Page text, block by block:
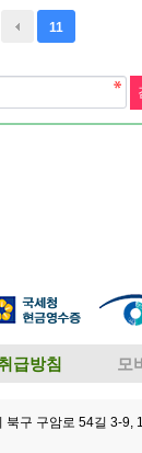
11
급방침 모
북구 구암로 54길 3-9,